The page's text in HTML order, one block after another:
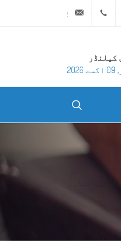
Youtube
کیلنڈر
میں تجار...